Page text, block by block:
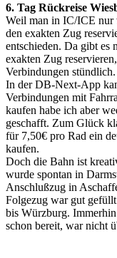
6. Tag Rückreise
Weil man in IC/ICE nur
den exakten Zug
entschieden. Da gibt es
exakten Zug
Verbindungen stündlich.
In der DB-Next-App
Verbindungen mit
kaufen habe ich aber
geschafft. Zum Glück
für 7,50€ pro Rad ein
kaufen.
Doch die Bahn ist
wurde spontan in
Anschlußzug in
Folgezug war gut
bis Würzburg.
schon bereit, war nicht